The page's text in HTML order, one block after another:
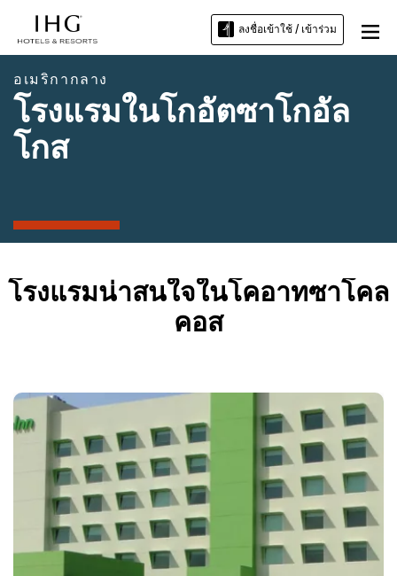
ลงชื่อเข้าใช้ / เข้าร่วม
อเมริกากลาง
โรงแรมในโกอัตซาโกอัล
โกส
โรงแรมน่าสนใจในโคอาทซาโคล
คอส